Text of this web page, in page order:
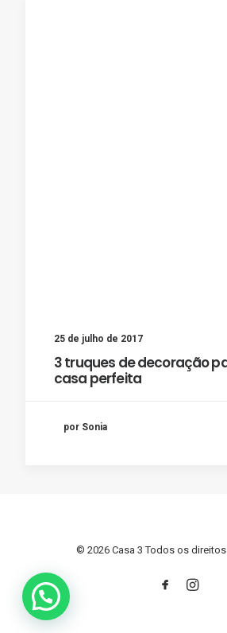
25 de julho de 2017
3 truques de decoração
casa perfeita
por Sonia
© 2026 Casa 3 Todos os